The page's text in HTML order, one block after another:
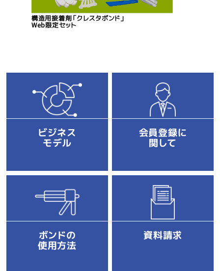
構造用接着剤「クレスタボンド」
Web限定セット
ビジネス
モデル
会員登録に
関して
ボンドの
使用方法
資料請求